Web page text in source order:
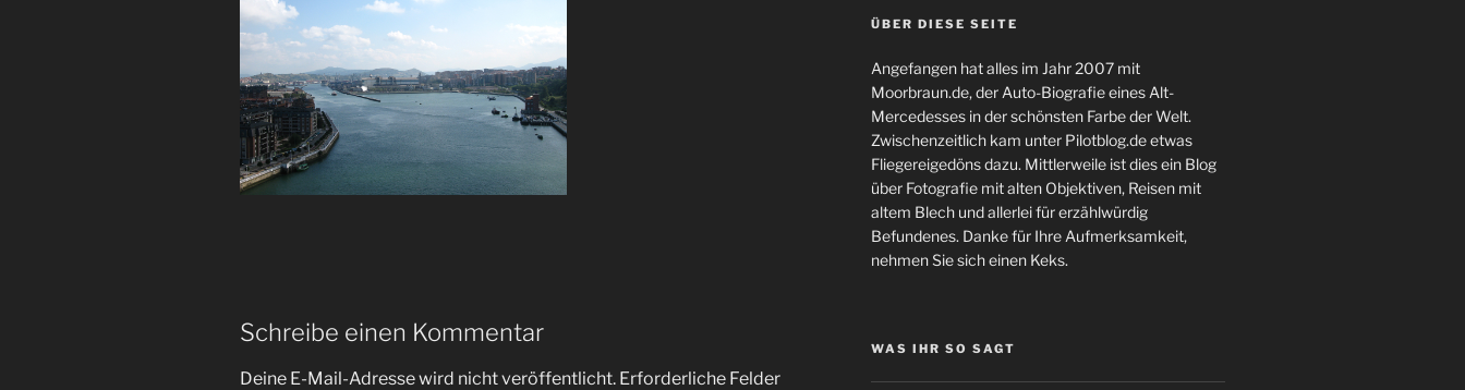
Schreibe einen Kommentar
Deine E-Mail-Adresse wird nicht veröffentlicht. Erforderliche Felder
ÜBER DIESE SEITE
Angefangen hat alles im Jahr 2007 mit
Moorbraun.de, der Auto-Biografie eines Alt-
Mercedesses in der schönsten Farbe der Welt.
Zwischenzeitlich kam unter Pilotblog.de etwas
Fliegereigedöns dazu. Mittlerweile ist dies ein Blog
über Fotografie mit alten Objektiven, Reisen mit
altem Blech und allerlei für erzählwürdig
Befundenes. Danke für Ihre Aufmerksamkeit,
nehmen Sie sich einen Keks.
WAS IHR SO SAGT